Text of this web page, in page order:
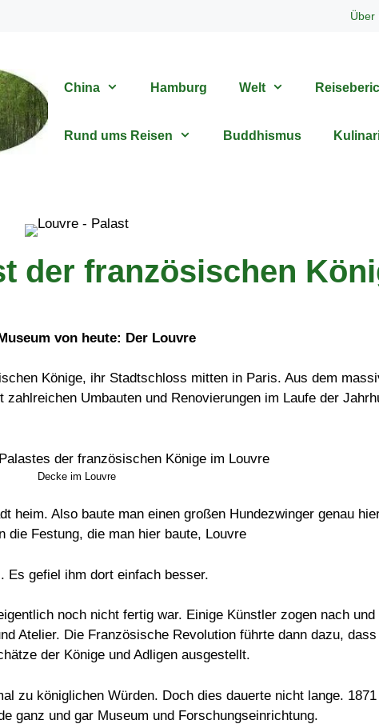
Über
China Hamburg Welt
Rund ums Reisen Buddhismus
der französischen
von heute: Der Louvre
Könige, ihr Stadtschloss mitten in Paris. Aus dem
Umbauten und Renovierungen im Laufe der
Decke im Louvre
heim. Also baute man einen großen Hundezwinger genau
die Festung, die man hier baute, Louvre
Es gefiel ihm dort einfach besser.
noch nicht fertig war. Einige Künstler zogen nach und
Atelier. Die Französische Revolution führte dann dazu,
der Könige und Adligen ausgestellt.
zu königlichen Würden. Doch dies dauerte nicht lange.
ganz und gar Museum und Forschungseinrichtung.